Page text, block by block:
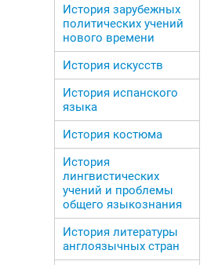
История зарубежных
политических учений
нового времени
История искусств
История испанского
языка
История костюма
История
лингвистических
учений и проблемы
общего языкознания
История литературы
англоязычных стран